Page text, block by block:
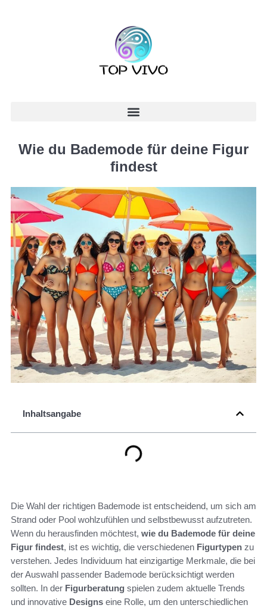
Wie du Bademode für deine Figur
findest
Inhaltsangabe
Die Wahl der richtigen Bademode ist entscheidend, um sich am
Strand oder Pool wohlzufühlen und selbstbewusst aufzutreten.
Wenn du herausfinden möchtest, wie du Bademode für deine
Figur findest, ist es wichtig, die verschiedenen Figurtypen zu
verstehen. Jedes Individuum hat einzigartige Merkmale, die bei
der Auswahl passender Bademode berücksichtigt werden
sollten. In der Figurberatung spielen zudem aktuelle Trends
und innovative Designs eine Rolle, um den unterschiedlichen